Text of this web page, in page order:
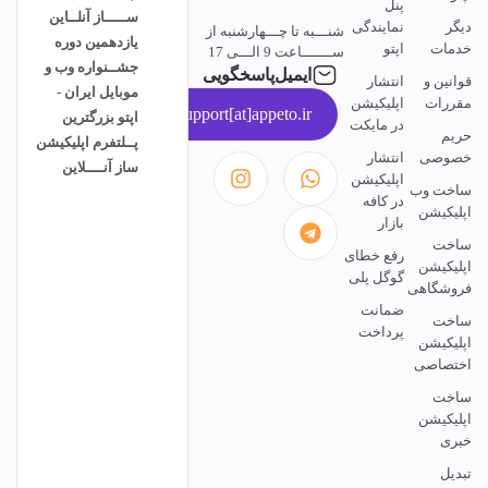
دیگر
خدمات
قوانین و
مقررات
حریم
خصوصی
ساخت وب
اپلیکیشن
ساخت
اپلیکیشن
فروشگاهی
ساخت
اپلیکیشن
اختصاصی
ساخت
اپلیکیشن
خبری
تبدیل
پنل
نمایندگی
اپتو
انتشار
اپلیکیشن
در مایکت
انتشار
اپلیکیشن
در کافه
بازار
رفع خطای
گوگل پلی
ضمانت
پرداخت
شنـــبه تا چـــهارشنبه از
ســـــــاعت 9 الـــی 17
ایمیل‌پاسخگویی
support[at]appeto.ir
ســـــاز آنلــاین
یازدهمین دوره
جشــنواره وب و
موبایل ایران -
اپتو بزرگترین
پــلتفرم اپلیکیشن
ساز آنــــلاین